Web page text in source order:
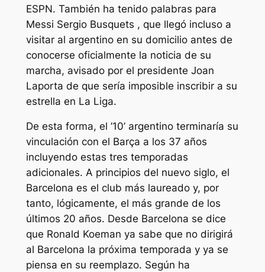
ESPN. También ha tenido palabras para
Messi Sergio Busquets , que llegó incluso a
visitar al argentino en su domicilio antes de
conocerse oficialmente la noticia de su
marcha, avisado por el presidente Joan
Laporta de que sería imposible inscribir a su
estrella en La Liga.
De esta forma, el ’10’ argentino terminaría su
vinculación con el Barça a los 37 años
incluyendo estas tres temporadas
adicionales. A principios del nuevo siglo, el
Barcelona es el club más laureado y, por
tanto, lógicamente, el más grande de los
últimos 20 años. Desde Barcelona se dice
que Ronald Koeman ya sabe que no dirigirá
al Barcelona la próxima temporada y ya se
piensa en su reemplazo. Según ha